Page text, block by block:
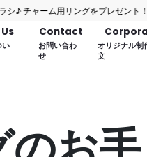
ーム用リングをプレゼント！
い
Contact
お問い合わ
せ
オリジナル制
文